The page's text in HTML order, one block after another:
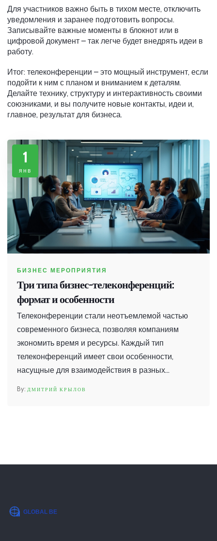
Для участников важно быть в тихом месте, отключить
уведомления и заранее подготовить вопросы.
Записывайте важные моменты в блокнот или в
цифровой документ – так легче будет внедрять идеи в
работу.
Итог: телеконференции – это мощный инструмент, если
подойти к ним с планом и вниманием к деталям.
Делайте технику, структуру и интерактивность своими
союзниками, и вы получите новые контакты, идеи и,
главное, результат для бизнеса.
1
янв
БИЗНЕС МЕРОПРИЯТИЯ
Три типа бизнес-телеконференций:
формат и особенности
Телеконференции стали неотъемлемой частью
современного бизнеса, позволяя компаниям
экономить время и ресурсы. Каждый тип
телеконференций имеет свои особенности,
насущные для взаимодействия в разных
руководители смогут выбрать наиболее
ДМИТРИЙ КРЫЛОВ